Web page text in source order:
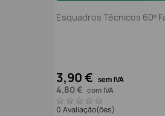
Esquadros Técnicos 60º
3,90 € sem IVA
4,80 € com IVA
0 Avaliação(ões)